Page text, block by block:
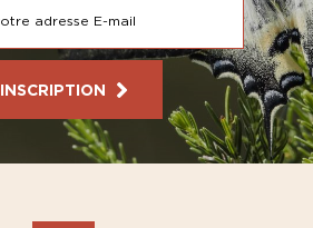
INSCRIPTION